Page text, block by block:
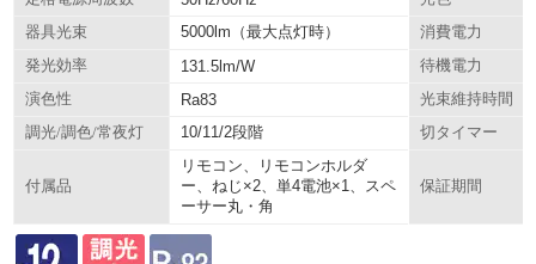
器具光束
5000lm（最大点灯時）
消費電力
発光効率
131.5lm/W
待機電力
演色性
Ra83
光束維持時間
調光/調色/常夜灯
10/11/2段階 切タイマー
付属品
リモコン、リモコンホルダ
ー、ねじ×2、単4電池×1、スペ
ーサー丸・角
保証期間